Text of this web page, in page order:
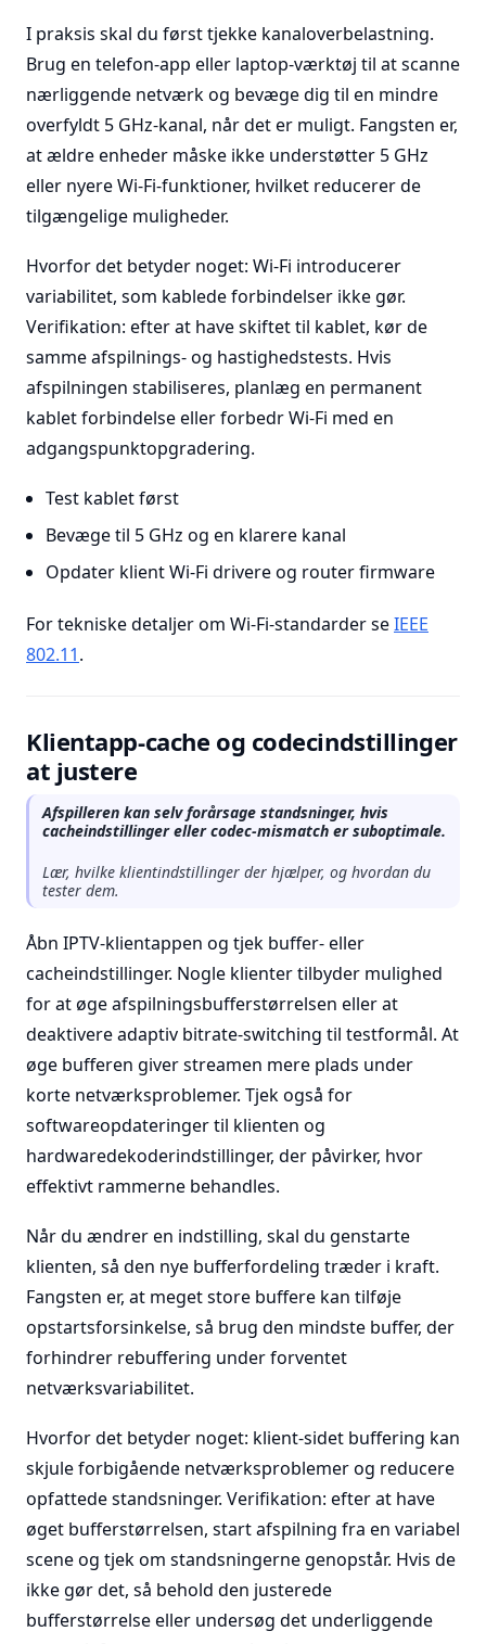
I praksis skal du først tjekke kanaloverbelastning.
Brug en telefon-app eller laptop-værktøj til at scanne
nærliggende netværk og bevæge dig til en mindre
overfyldt 5 GHz-kanal, når det er muligt. Fangsten er,
at ældre enheder måske ikke understøtter 5 GHz
eller nyere Wi-Fi-funktioner, hvilket reducerer de
tilgængelige muligheder.
Hvorfor det betyder noget: Wi-Fi introducerer
variabilitet, som kablede forbindelser ikke gør.
Verifikation: efter at have skiftet til kablet, kør de
samme afspilnings- og hastighedstests. Hvis
afspilningen stabiliseres, planlæg en permanent
kablet forbindelse eller forbedr Wi-Fi med en
adgangspunktopgradering.
Test kablet først
Bevæge til 5 GHz og en klarere kanal
Opdater klient Wi-Fi drivere og router firmware
For tekniske detaljer om Wi-Fi-standarder seIEEE
802.11.
Klientapp-cache og codecindstillinger
at justere
Afspilleren kan selv forårsage standsninger, hvis
cacheindstillinger eller codec-mismatch er suboptimale.
Lær, hvilke klientindstillinger der hjælper, og hvordan du
tester dem.
Åbn IPTV-klientappen og tjek buffer- eller
cacheindstillinger. Nogle klienter tilbyder mulighed
for at øge afspilningsbufferstørrelsen eller at
deaktivere adaptiv bitrate-switching til testformål. At
øge bufferen giver streamen mere plads under
korte netværksproblemer. Tjek også for
softwareopdateringer til klienten og
hardwaredekoderindstillinger, der påvirker, hvor
effektivt rammerne behandles.
Når du ændrer en indstilling, skal du genstarte
klienten, så den nye bufferfordeling træder i kraft.
Fangsten er, at meget store buffere kan tilføje
opstartsforsinkelse, så brug den mindste buffer, der
forhindrer rebuffering under forventet
netværksvariabilitet.
Hvorfor det betyder noget: klient-sidet buffering kan
skjule forbigående netværksproblemer og reducere
opfattede standsninger. Verifikation: efter at have
øget bufferstørrelsen, start afspilning fra en variabel
scene og tjek om standsningerne genopstår. Hvis de
ikke gør det, så behold den justerede
bufferstørrelse eller undersøg det underliggende